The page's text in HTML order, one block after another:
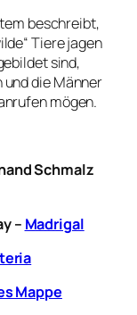
beschreibt,
Tiere jagen
sind,
die Männer
mögen.
Schmalz
– Madrigal
Mappe